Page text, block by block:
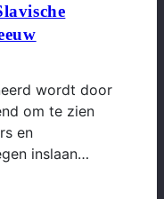
wordt door
om te zien
en
inslaan…